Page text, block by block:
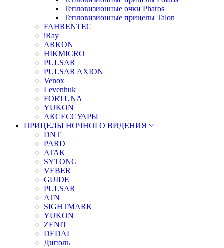
Тепловизионные очки Pharos
Тепловизионные прицелы Talon
FAHRENTEC
iRay
ARKON
HIKMICRO
PULSAR
PULSAR AXION
Venox
Levenhuk
FORTUNA
YUKON
АКСЕССУАРЫ
ПРИЦЕЛЫ НОЧНОГО ВИДЕНИЯ
DNT
PARD
ATAK
SYTONG
VEBER
GUIDE
PULSAR
ATN
SIGHTMARK
YUKON
ZENIT
DEDAL
Диполь